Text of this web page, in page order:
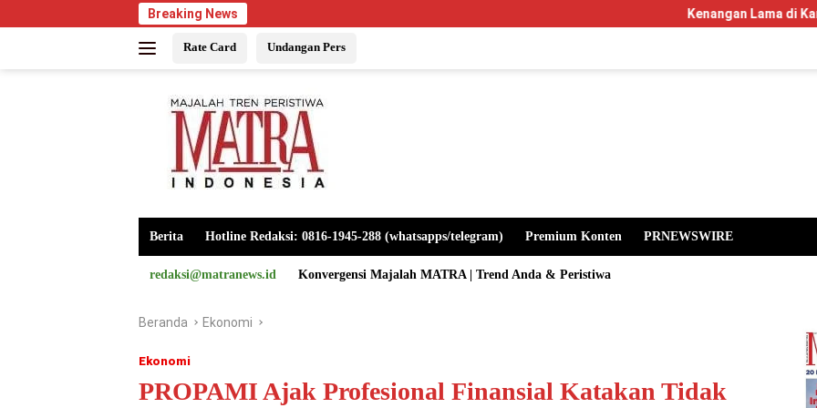
ke
Breaking News Kenangan Lama di Kampus
Rate Card Undangan Pers
Berita Hotline Redaksi: 0816-1945-288 (whatsapps/telegram) Premium Konten PRNEWSWIRE
redaksi@matranews.id Konvergensi Majalah MATRA | Trend Anda & Peristiwa
Beranda Ekonomi
Ekonomi
PROPAMI Ajak Profesional Finansial Katakan Tidak